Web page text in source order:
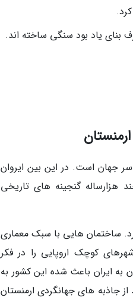
بنای یاد بود سنگی ساخته اند.
جهان است. در این بین ایروان
هزارساله گنجینه های تاریخی
ساختمان هایی با سبک معماری
کوچک اروپایی را در فکر
به ایران باعث شده این کشور به
جاذبه های جهانگردی ارمنستان